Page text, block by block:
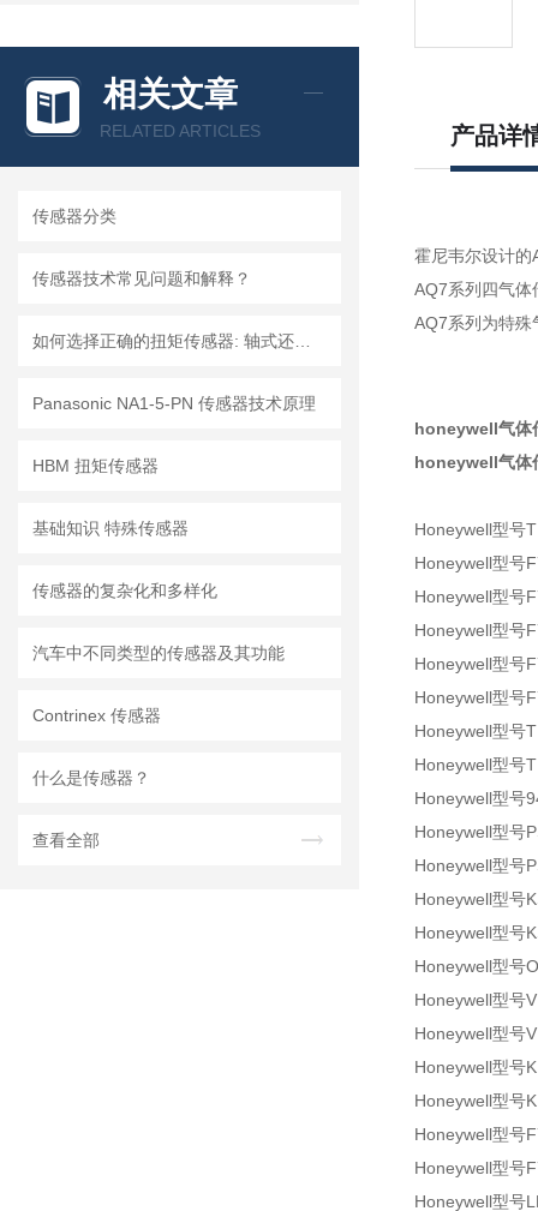
相关文章
RELATED ARTICLES
传感器分类
传感器技术常见问题和解释？
Panasonic NA1-5-PN 传感器技术原理
HBM 扭矩传感器
基础知识 特殊传感器
传感器的复杂化和多样化
汽车中不同类型的传感器及其功能
Contrinex 传感器
什么是传感器？
查看全部
产品详
霍尼韦尔设计的
AQ7系列四气体
AQ7系列为特殊
honeywell气体
honeywell气体
Honeywell型号
Honeywell型号
Honeywell型号
Honeywell型号
Honeywell型号
Honeywell型号
Honeywell型号
Honeywell型号
Honeywell型号
Honeywell型号
Honeywell型号
Honeywell型号
Honeywell型号
Honeywell型号
Honeywell型号
Honeywell型号
Honeywell型号
Honeywell型号
Honeywell型号
Honeywell型号
Honeywell型号